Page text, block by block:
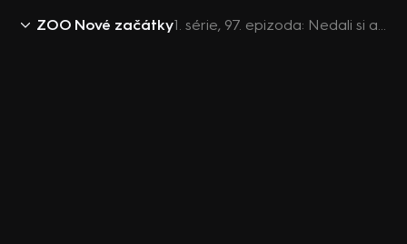
ZOO Nové začátky 1. série, 97. epizoda: Nedali si ani pusu!